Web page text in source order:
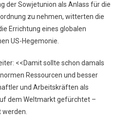
der Sowjetunion als Anlass für die
zu nehmen, witterten die
Errichtung eines globalen
US-Hegemonie.
<<Damit sollte schon damals
Ressourcen und besser
und Arbeitskräften als
dem Weltmarkt gefürchtet –
werden.